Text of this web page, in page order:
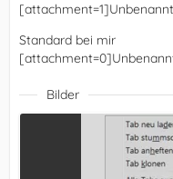
Standard bei mir
Bilder